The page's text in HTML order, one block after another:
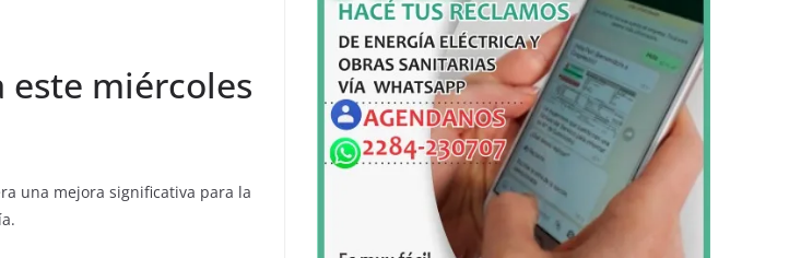
miércoles
una mejora significativa para la